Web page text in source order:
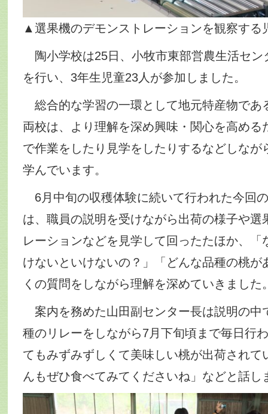
▲選果機のデモンストレーションを観察する
陶小学校は25日、小牧市東部営農生活セン
を行い、3年生児童23人が参加しました。
総合的な学習の一環として地元特産物であ
両校は、より理解を深め興味・関心を高める
で作業をしたり見学をしたりするなどしなが
学んでいます。
6月中旬の収穫体験に続いて行われた今回
は、職員の説明を受けながら出荷の様子や選
レーションなどを見学して回ったたほか、「
けないといけないの？」「どんな品種の桃が
くの質問をしながら理解を深めていきました
案内を務めた山田副センター長は説明の中
種のリレーをしながら7月下旬頃まで毎日行
てもみずみずしくて美味しい桃が出荷されて
んもぜひ食べてみてくださいね」などと話し